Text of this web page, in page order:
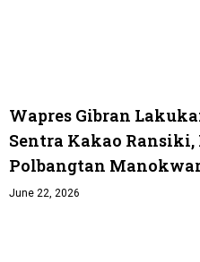
Wapres Gibran
Sentra Kakao
Polbangtan
June 22, 2026